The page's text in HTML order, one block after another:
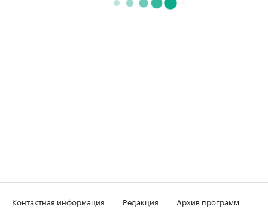
Контактная информация Редакция
Архив программ